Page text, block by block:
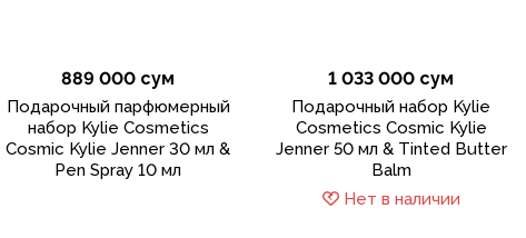
889 000 сум
Подарочный парфюмерный
набор Kylie Cosmetics
Cosmic Kylie Jenner 30 мл &
Pen Spray 10 мл
1 033 000 сум
Подарочный набор Kylie
Cosmetics Cosmic Kylie
Jenner 50 мл & Tinted Butter
Balm
Нет в наличии